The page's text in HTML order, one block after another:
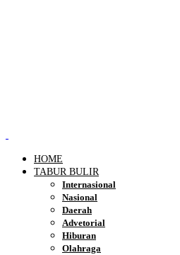
HOME
TABUR BULIR
Internasional
Nasional
Daerah
Advetorial
Hiburan
Olahraga